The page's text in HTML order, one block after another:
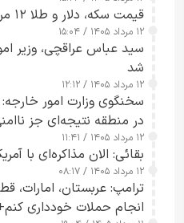
قیمت سکه، دلار و طلا ۱۲ مرداد+ جدول
۱۲ مرداد ۱۴۰۵ / ۱۵:۰۴
سید عباس عراقچی، وزیر
شد
۱۲ مرداد ۱۴۰۵ / ۱۲:۱۲
سخنگوی وزارت امور
در منطقه نتیجه‌ای جز
۱۲ مرداد ۱۴۰۵ / ۱۱:۴۱
بقائی: الان مذاکره‌ای با
۱۲ مرداد ۱۴۰۵ / ۰۸:۱۷
ترامپ: عربستان، امارات،
انجام حملات خودداری